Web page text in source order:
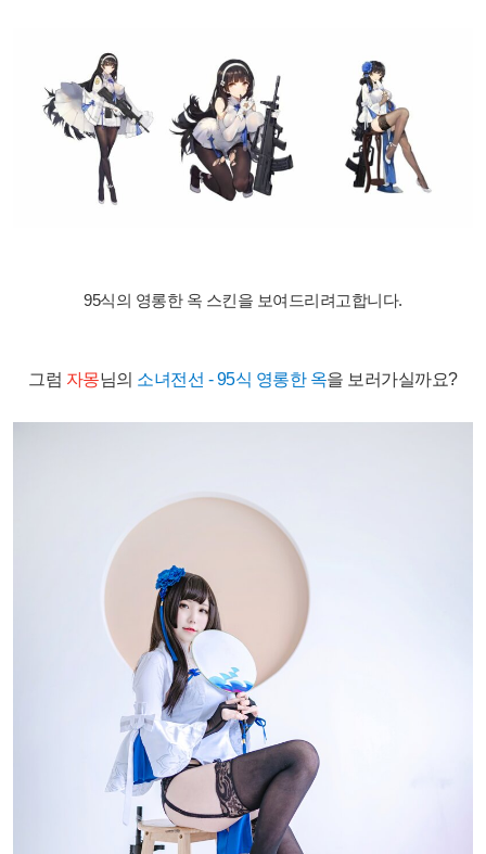
95식의 영롱한 옥 스킨을 보여드리려고합니다.
그럼 자몽님의 소녀전선 - 95식 영롱한 옥을 보러가실까요?